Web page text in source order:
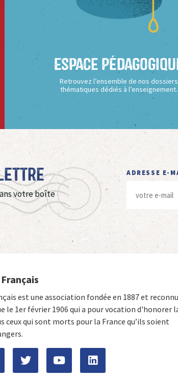
Espace
Retrouvez l’ensemble de nos dossiers
thématiques dédiés à l’enseignement.
votre boîte
ADRESSE E-
est une association fondée en 1887 et
le 1er février 1906 qui a pour vocation d'honorer
ceux qui sont morts pour la France qu’ils soient